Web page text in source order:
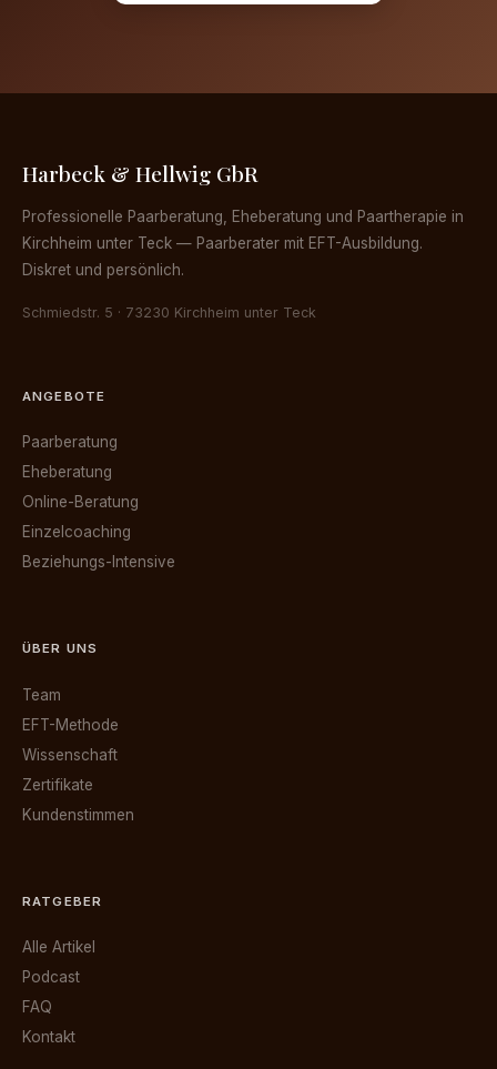
Harbeck & Hellwig GbR
Professionelle Paarberatung, Eheberatung und Paartherapie in
Kirchheim unter Teck — Paarberater mit EFT-Ausbildung.
Diskret und persönlich.
Schmiedstr. 5 · 73230 Kirchheim unter Teck
ANGEBOTE
Paarberatung
Eheberatung
Online-Beratung
Einzelcoaching
Beziehungs-Intensive
ÜBER UNS
Team
EFT-Methode
Wissenschaft
Zertifikate
Kundenstimmen
RATGEBER
Alle Artikel
Podcast
FAQ
Kontakt